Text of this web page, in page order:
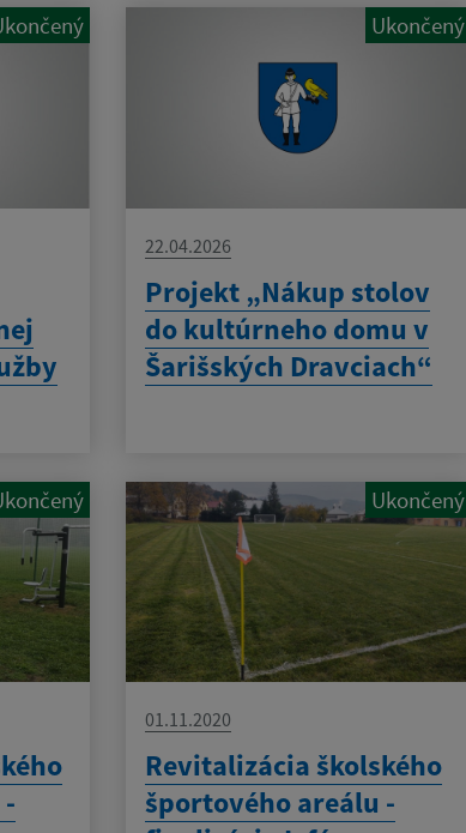
Ukončený
22.04.2026
Projekt „Nákup stolov
do kultúrneho domu v
Šarišských Dravciach“
Ukončený
01.11.2020
Revitalizácia školského
športového areálu -